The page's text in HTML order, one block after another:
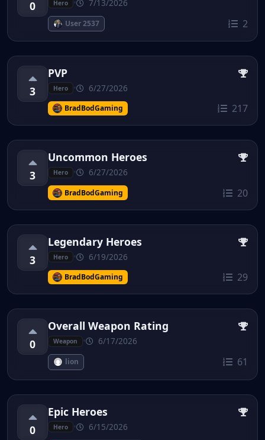
0 Hero 7/13/2026
User 2537 2
3
PVP
Hero 6/27/2026
BradBodGaming 217
3
Uncommon Heroes
Hero 6/27/2026
BradBodGaming 20
3
Legendary Heroes
Hero 6/19/2026
BradBodGaming 29
0
Overall Weapon Rating
Weapon 6/17/2026
lion 61
0
Epic Heroes
Hero 6/15/2026